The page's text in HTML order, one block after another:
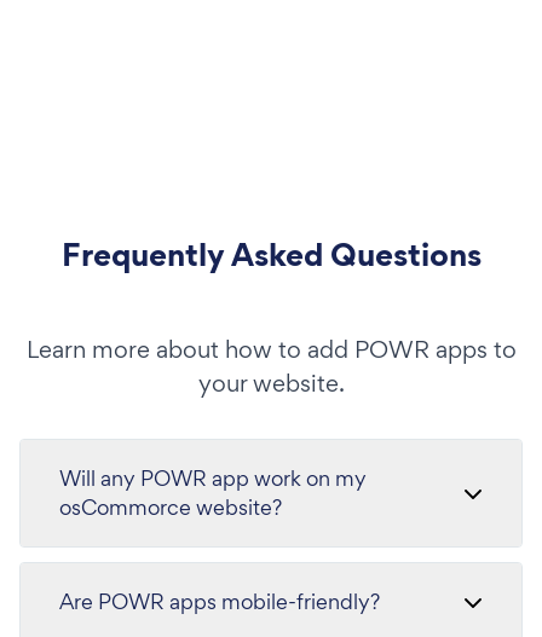
Frequently Asked Questions
Learn more about how to add POWR apps to
your website.
Will any POWR app work on my
osCommorce website?
Are POWR apps mobile-friendly?